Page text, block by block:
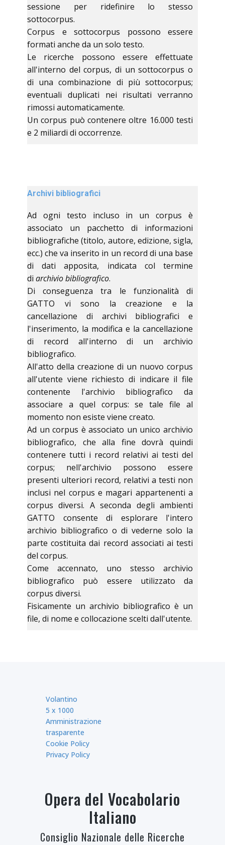
sessione per ridefinire lo stesso
sottocorpus.
Corpus e sottocorpus possono essere
formati anche da un solo testo.
Le ricerche possono essere effettuate
all'interno del corpus, di un sottocorpus o
di una combinazione di più sottocorpus;
eventuali duplicati nei risultati verranno
rimossi automaticamente.
Un corpus può contenere oltre 16.000 testi
e 2 miliardi di occorrenze.
Archivi bibliografici
Ad ogni testo incluso in un corpus è
associato un pacchetto di informazioni
bibliografiche (titolo, autore, edizione, sigla,
ecc.) che va inserito in un record di una base
di dati apposita, indicata col termine
di archivio bibliografico.
Di conseguenza tra le funzionalità di
GATTO vi sono la creazione e la
cancellazione di archivi bibliografici e
l'inserimento, la modifica e la cancellazione
di record all'interno di un archivio
bibliografico.
All'atto della creazione di un nuovo corpus
all'utente viene richiesto di indicare il file
contenente l'archivio bibliografico da
associare a quel corpus: se tale file al
momento non esiste viene creato.
Ad un corpus è associato un unico archivio
bibliografico, che alla fine dovrà quindi
contenere tutti i record relativi ai testi del
corpus; nell'archivio possono essere
presenti ulteriori record, relativi a testi non
inclusi nel corpus e magari appartenenti a
corpus diversi. A seconda degli ambienti
GATTO consente di esplorare l'intero
archivio bibliografico o di vederne solo la
parte costituita dai record associati ai testi
del corpus.
Come accennato, uno stesso archivio
bibliografico può essere utilizzato da
corpus diversi.
Fisicamente un archivio bibliografico è un
file, di nome e collocazione scelti dall'utente.
Volantino
5 x 1000
Amministrazione
trasparente
Cookie Policy
Privacy Policy
Opera del Vocabolario
Italiano
Consiglio Nazionale delle Ricerche